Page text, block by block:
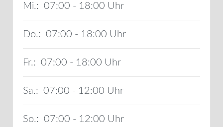
Mi.: 07:00 - 18:00
Do.: 07:00 - 18:00
Fr.: 07:00 - 18:00
Sa.: 07:00 - 12:00
So.: 07:00 - 12:00